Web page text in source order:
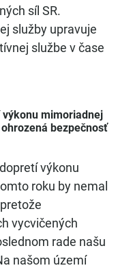
síl SR.
služby upravuje
službe v čase
mimoriadnej
bezpečnosť
výkonu
roku by nemal
vycvičených
rade našu
našom území